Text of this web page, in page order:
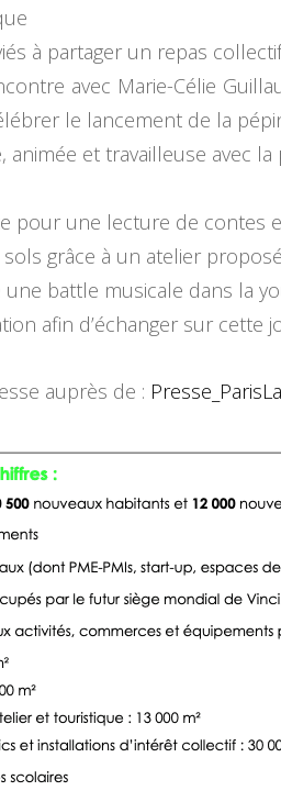
à partager un repas
avec Marie-Célie
le lancement de la
animée et travailleuse avec
pour une lecture de contes
grâce à un atelier
battle musicale dans la
afin d’échanger sur cette
auprès de :